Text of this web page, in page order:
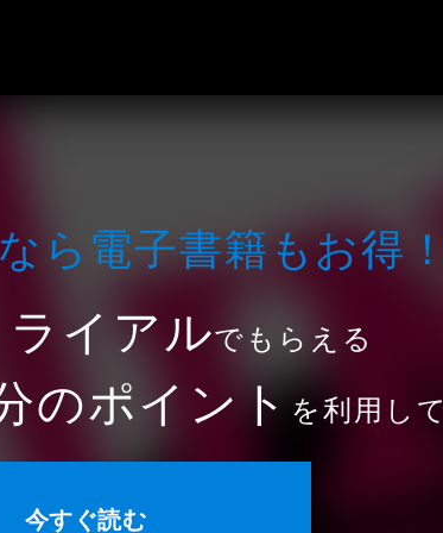
なら電⼦書籍もお得！
イアルでもらえる
のポイントを利用して
今すぐ読む